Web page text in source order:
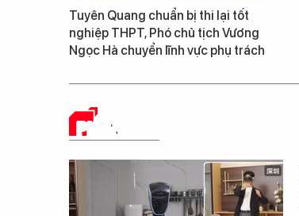
Tuyên Quang chuẩn bị thi lại tốt
nghiệp THPT, Phó chủ tịch Vương
Ngọc Hà chuyển lĩnh vực phụ trách
PHÂN TÍCH